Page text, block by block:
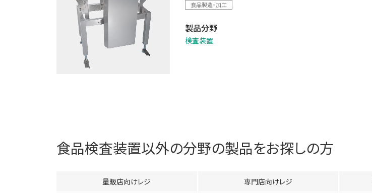
食品製造・加工
製品分野
検査装置
食品検査装置以外の分野の製品をお探しの方
量販店向けレジ 専門店向けレジ